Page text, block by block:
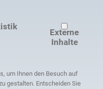
Externe
Inhalte
um Ihnen den Besuch auf
gestalten. Entscheiden Sie